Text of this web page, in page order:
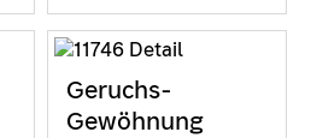
Geruchs-
Gewöhnung